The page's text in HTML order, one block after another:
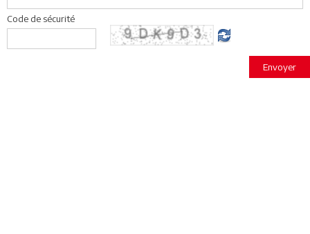
Code de sécurité
Envoyer